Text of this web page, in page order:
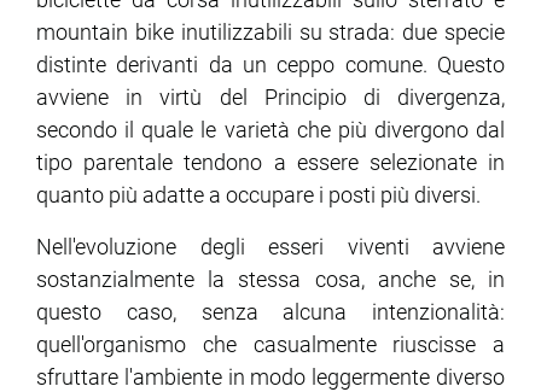
mountain bike inutilizzabili su strada: due specie
distinte derivanti da un ceppo comune. Questo
avviene in virtù del Principio di divergenza,
secondo il quale le varietà che più divergono dal
tipo parentale tendono a essere selezionate in
quanto più adatte a occupare i posti più diversi.
Nell'evoluzione degli esseri viventi avviene
sostanzialmente la stessa cosa, anche se, in
questo caso, senza alcuna intenzionalità:
quell'organismo che casualmente riuscisse a
sfruttare l'ambiente in modo leggermente diverso